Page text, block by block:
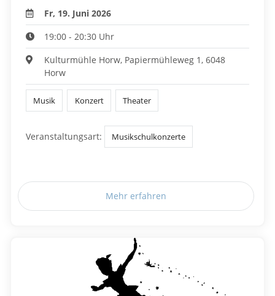
Fr, 19. Juni 2026
19:00 - 20:30 Uhr
Kulturmühle Horw, Papiermühleweg 1, 6048
Horw
Musik Konzert Theater
Veranstaltungsart: Musikschulkonzerte
Mehr erfahren